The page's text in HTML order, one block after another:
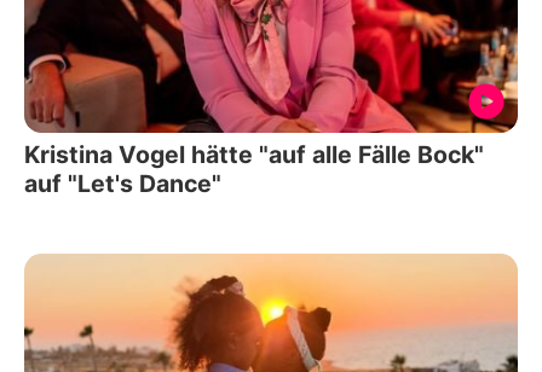
Kristina Vogel hätte "auf alle Fälle Bock"
auf "Let's Dance"